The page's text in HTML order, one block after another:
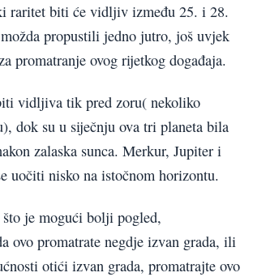
raritet biti će vidljiv između 25. i 28.
propustili jedno jutro, još uvjek
promatranje ovog rijetkog događaja.
vidljiva tik pred zoru( nekoliko
dok su u siječnju ova tri planeta bila
zalaska sunca. Merkur, Jupiter i
uočiti nisko na istočnom horizontu.
je mogući bolji pogled,
ovo promatrate negdje izvan grada, ili
otići izvan grada, promatrajte ovo